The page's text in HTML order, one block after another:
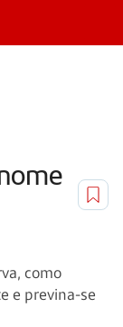
como
e previna-se